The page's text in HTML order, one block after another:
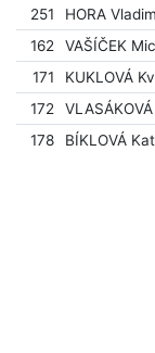
251
HORA
162
VAŠÍČEK
171
KUKLOVÁ
172
178
BÍKLOVÁ